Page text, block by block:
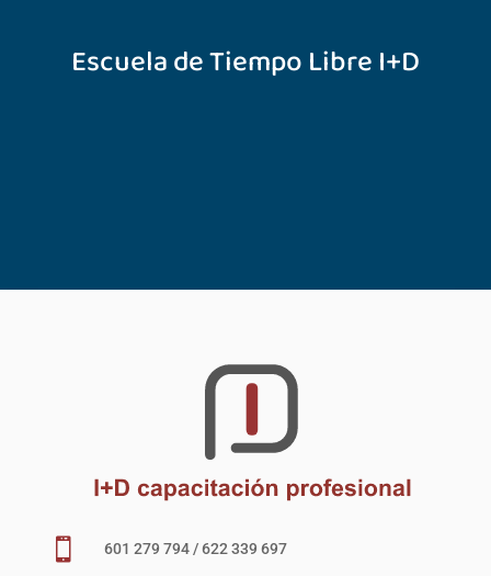
Escuela de Tiempo Libre I+D
 601 279 794 / 622 339 697